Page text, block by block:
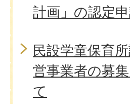
計画」の認定
民設学童保育
営事業者の募
て